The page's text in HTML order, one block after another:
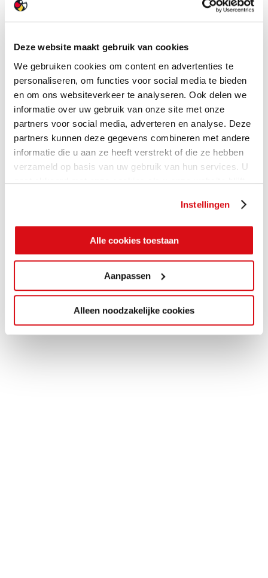
Deze website maakt gebruik van cookies
We gebruiken cookies om content en advertenties te
personaliseren, om functies voor social media te bieden
en om ons websiteverkeer te analyseren. Ook delen we
informatie over uw gebruik van onze site met onze
partners voor social media, adverteren en analyse. Deze
partners kunnen deze gegevens combineren met andere
informatie die u aan ze heeft verstrekt of die ze hebben
verzameld op basis van uw gebruik van hun services. U
gaat akkoord met onze cookies als u onze website blijft
Instellingen
Alle cookies toestaan
Aanpassen
Alleen noodzakelijke cookies